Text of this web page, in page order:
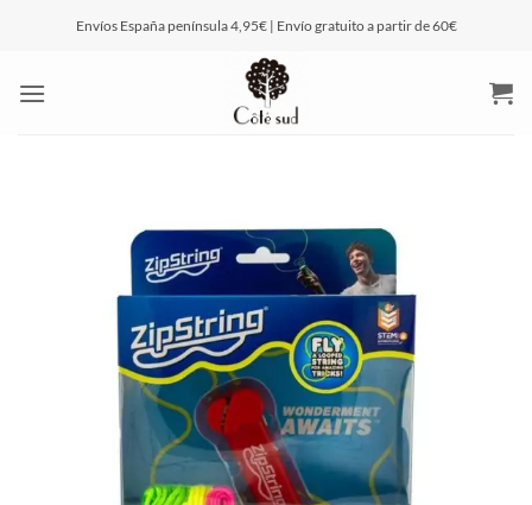
Envíos España península 4,95€ | Envío gratuito a partir de 60€